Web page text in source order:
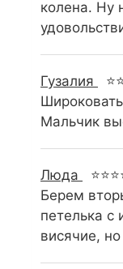
колена. Ну
Гузалия
Мальчик
Люда
Берем
петелька с
висячие,